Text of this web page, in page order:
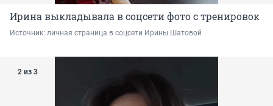
Ирина выкладывала в соцсети фото с тренировок
Источник: личная страница в соцсети Ирины Шатовой
2 из 3